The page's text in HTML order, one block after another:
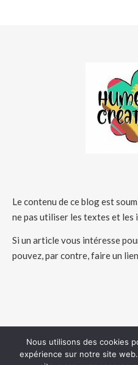
Le contenu de ce blog est
ne pas utiliser les textes et les
Si un article vous intéresse
pouvez, par contre, faire un
Nous utilisons des cookies
expérience sur notre site